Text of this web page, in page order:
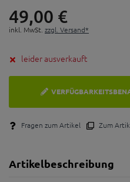
49,00 €
inkl. MwSt. zzgl. Versand*
leider ausverkauft
Fragen zum Artikel Zum
Artikelbeschreibung